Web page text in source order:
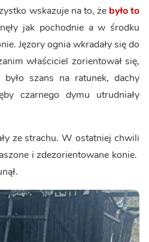
wskazuje na to, że było to
jak pochodnie a w środku
Jęzory ognia wkradały się do
właściciel zorientował się,
szans na ratunek, dachy
czarnego dymu utrudniały
ze strachu. W ostatniej chwili
i zdezorientowane konie.